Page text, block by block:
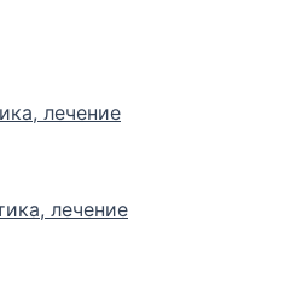
лечение
лечение